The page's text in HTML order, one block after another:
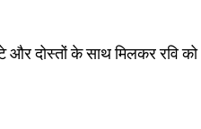
और दोस्तों के साथ मिलकर रवि को